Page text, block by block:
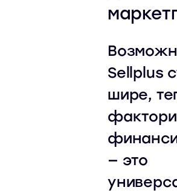
Sellplus
шире,
— это